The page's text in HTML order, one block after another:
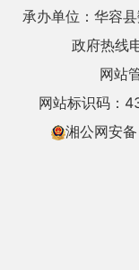
承办单位：华容
政府热线
网站
网站标识码：
湘公网安